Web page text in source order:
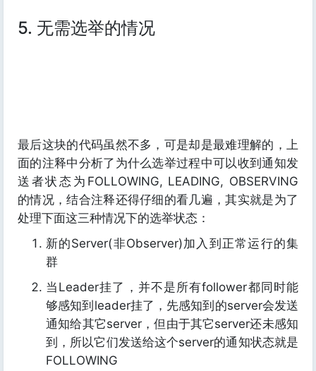
5. 无需选举的情况
最后这块的代码虽然不多，可是却是最难理解的，上
面的注释中分析了为什么选举过程中可以收到通知发
送者状态为FOLLOWING, LEADING, OBSERVING
的情况，结合注释还得仔细的看几遍，其实就是为了
处理下面这三种情况下的选举状态：
新的Server(非Observer)加入到正常运行的集
群
当Leader挂了，并不是所有follower都同时能
够感知到leader挂了，先感知到的server会发送
通知给其它server，但由于其它server还未感知
到，所以它们发送给这个server的通知状态就是
FOLLOWING